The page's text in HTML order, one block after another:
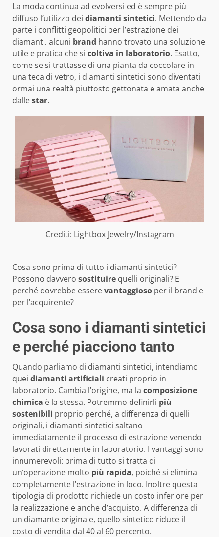
La moda continua ad evolversi ed è sempre più
diffuso l’utilizzo dei diamanti sintetici. Mettendo da
parte i conflitti geopolitici per l’estrazione dei
diamanti, alcuni brand hanno trovato una soluzione
utile e pratica che si coltiva in laboratorio. Esatto,
come se si trattasse di una pianta da coccolare in
una teca di vetro, i diamanti sintetici sono diventati
ormai una realtà piuttosto gettonata e amata anche
dallestar.
Crediti: Lightbox Jewelry/Instagram
Cosa sono prima di tutto i diamanti sintetici?
Possono davvero sostituire quelli originali? E
perché dovrebbe esserevantaggioso per il brand e
per l’acquirente?
Cosa sono i diamanti sintetici
e perché piacciono tanto
Quando parliamo di diamanti sintetici, intendiamo
quei diamanti artificiali creati proprio in
laboratorio. Cambia l’origine, ma la composizione
chimica è la stessa. Potremmo definirli più
sostenibili proprio perché, a differenza di quelli
originali, i diamanti sintetici saltano
immediatamente il processo di estrazione venendo
lavorati direttamente in laboratorio. I vantaggi sono
innumerevoli: prima di tutto si tratta di
un’operazione molto più rapida, poiché si elimina
completamente l’estrazione in loco. Inoltre questa
tipologia di prodotto richiede un costo inferiore per
la realizzazione e anche d’acquisto. A differenza di
un diamante originale, quello sintetico riduce il
costo di vendita dal 40 al 60 percento.